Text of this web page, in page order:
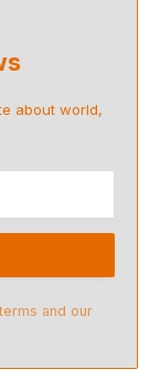
about world,
and our